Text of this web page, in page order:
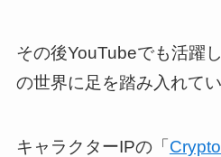
その後YouTubeでも活躍
の世界に足を踏み入れてい
キャラクターIPの「